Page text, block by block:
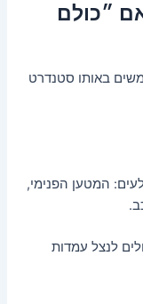
״כולם
באותו סטנדרט
המטען הפנימי,
לנצל עמדות